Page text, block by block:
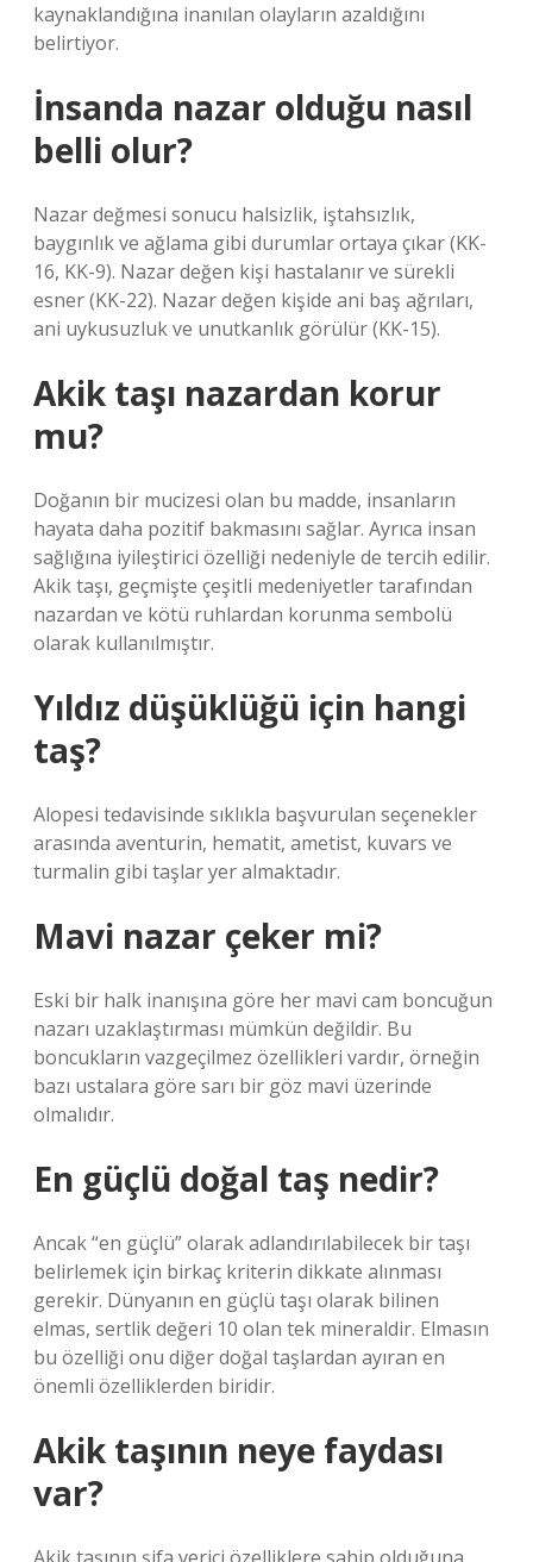
kaynaklandığına inanılan olayların azaldığını
belirtiyor.
İnsanda nazar olduğu nasıl
belli olur?
Nazar değmesi sonucu halsizlik, iştahsızlık,
baygınlık ve ağlama gibi durumlar ortaya çıkar (KK-
16, KK-9). Nazar değen kişi hastalanır ve sürekli
esner (KK-22). Nazar değen kişide ani baş ağrıları,
ani uykusuzluk ve unutkanlık görülür (KK-15).
Akik taşı nazardan korur
mu?
Doğanın bir mucizesi olan bu madde, insanların
hayata daha pozitif bakmasını sağlar. Ayrıca insan
sağlığına iyileştirici özelliği nedeniyle de tercih edilir.
Akik taşı, geçmişte çeşitli medeniyetler tarafından
nazardan ve kötü ruhlardan korunma sembolü
olarak kullanılmıştır.
Yıldız düşüklüğü için hangi
taş?
Alopesi tedavisinde sıklıkla başvurulan seçenekler
arasında aventurin, hematit, ametist, kuvars ve
turmalin gibi taşlar yer almaktadır.
Mavi nazar çeker mi?
Eski bir halk inanışına göre her mavi cam boncuğun
nazarı uzaklaştırması mümkün değildir. Bu
boncukların vazgeçilmez özellikleri vardır, örneğin
bazı ustalara göre sarı bir göz mavi üzerinde
olmalıdır.
En güçlü doğal taş nedir?
Ancak “en güçlü” olarak adlandırılabilecek bir taşı
belirlemek için birkaç kriterin dikkate alınması
gerekir. Dünyanın en güçlü taşı olarak bilinen
elmas, sertlik değeri 10 olan tek mineraldir. Elmasın
bu özelliği onu diğer doğal taşlardan ayıran en
önemli özelliklerden biridir.
Akik taşının neye faydası
var?